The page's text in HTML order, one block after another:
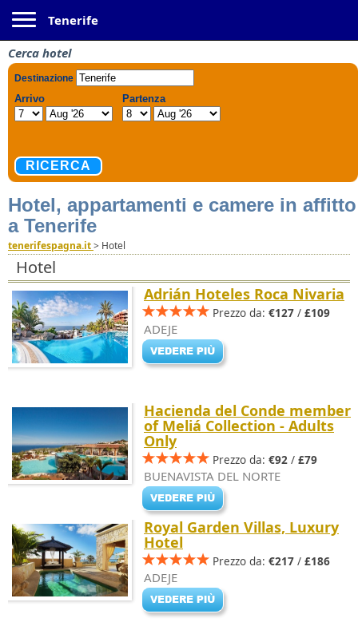
Tenerife
Cerca hotel
Hotel, appartamenti e camere in affitto
a Tenerife
tenerifespagna.it> Hotel
Hotel
Adrián Hoteles Roca Nivaria
Prezzo da: €127 / £109
ADEJE
Hacienda del Conde member
of Meliá Collection - Adults
Only
Prezzo da: €92 / £79
BUENAVISTA DEL NORTE
Royal Garden Villas, Luxury
Hotel
Prezzo da: €217 / £186
ADEJE